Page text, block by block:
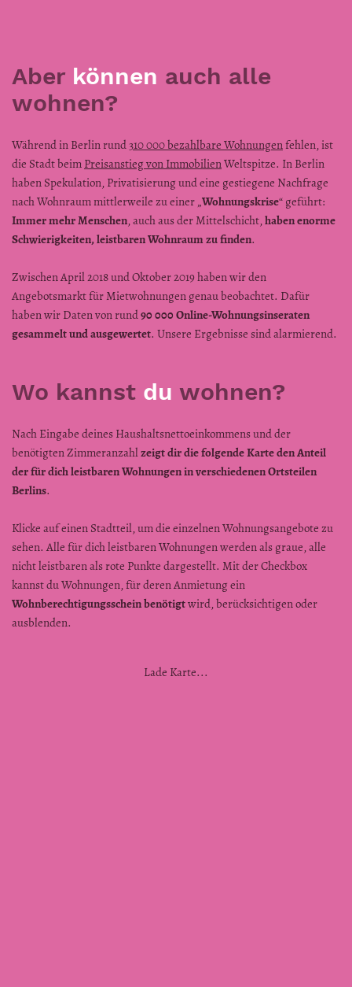
Aber können auch alle
wohnen?
Während in Berlin rund310 000 bezahlbare Wohnungenfehlen, ist
die Stadt beim Preisanstieg von ImmobilienWeltspitze. In Berlin
haben Spekulation, Privatisierung und eine gestiegene Nachfrage
nach Wohnraum mittlerweile zu einer „Wohnungskrise“ geführt:
Immer mehr Menschen, auch aus der Mittelschicht,haben enorme
Schwierigkeiten, leistbaren Wohnraum zu finden.
Zwischen April 2018 und Oktober 2019 haben wir den
Angebotsmarkt für Mietwohnungen genau beobachtet. Dafür
haben wir Daten von rund90 000 Online-Wohnungsinseraten
gesammelt und ausgewertet. Unsere Ergebnisse sind alarmierend.
Wo kannst du wohnen?
Nach Eingabe deines Haushaltsnettoeinkommens und der
benötigten Zimmeranzahlzeigt dir die folgende Karte den Anteil
der für dich leistbaren Wohnungen in verschiedenen Ortsteilen
Berlins.
Klicke auf einen Stadtteil, um die einzelnen Wohnungsangebote zu
sehen. Alle für dich leistbaren Wohnungen werden als graue, alle
nicht leistbaren als rote Punkte dargestellt. Mit der Checkbox
kannst du Wohnungen, für deren Anmietung ein
Wohnberechtigungsschein benötigtwird, berücksichtigen oder
ausblenden.
Lade Karte...